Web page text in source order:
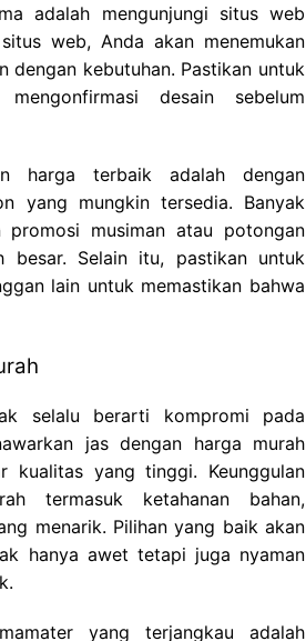
adalah mengunjungi situs web
web, Anda akan menemukan
kebutuhan. Pastikan untuk
desain sebelum
harga terbaik adalah dengan
yang mungkin tersedia. Banyak
promosi musiman atau potongan
besar. Selain itu, pastikan untuk
lain untuk memastikan bahwa
selalu berarti kompromi pada
jas dengan harga murah
kualitas yang tinggi. Keunggulan
termasuk ketahanan bahan,
menarik. Pilihan yang baik akan
hanya awet tetapi juga nyaman
yang terjangkau adalah